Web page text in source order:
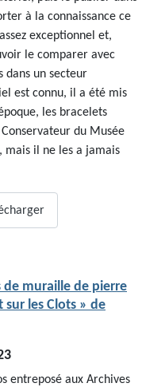
à la connaissance ce
exceptionnel et,
le comparer avec
dans un secteur
est connu, il a été mis
les bracelets
du Musée
mais il ne les a jamais
de muraille de pierre
sur les Clots » de
entreposé aux Archives